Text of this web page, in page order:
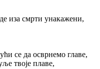
иза смрти унакажени,
се да осврнемо главе,
твоје плаве,